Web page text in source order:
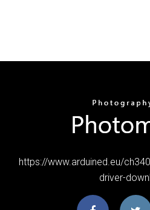
https://www.arduined.eu/
driver-